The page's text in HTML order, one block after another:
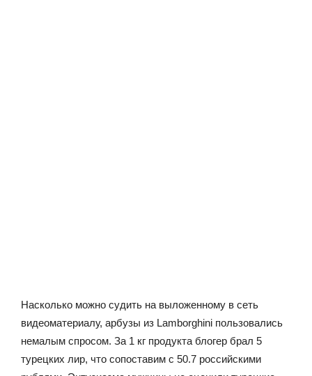
Насколько можно судить на выложенному в сеть
видеоматериалу, арбузы из Lamborghini пользовались
немалым спросом. За 1 кг продукта блогер брал 5
турецких лир, что сопоставим с 50.7 российскими